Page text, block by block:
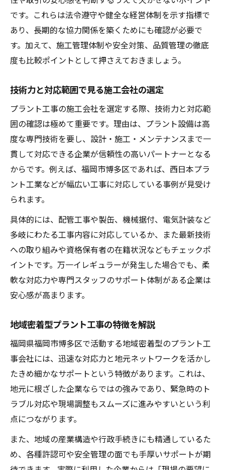
です。これらは法令遵守や健全な経営体制を示す指標で
あり、長期的な協力関係を築くためにも確認が必要で
す。加えて、施工管理体制や安全対策、品質管理の徹底
度も比較ポイントとして押さえておきましょう。
技術力と対応範囲で見る施工会社の選定
プラント工事の施工会社を選定する際、技術力と対応範
囲の確認は極めて重要です。理由は、プラント設備は高
度な専門技術を要し、設計・施工・メンテナンスまで一
貫して対応できる企業が信頼性の高いパートナーとなる
からです。例えば、福岡市博多区であれば、西日本プラ
ント工業などが幅広い工事に対応している事例が見受け
られます。
具体的には、配管工事や製缶、機械据付、電気計装など
多岐にわたる工事内容に対応しているか、また最新技術
への取り組みや資格保有者の在籍状況などもチェックポ
イントです。万一イレギュラーが発生した場合でも、柔
軟な対応力や専門スタッフのサポート体制がある企業は
安心感が高まります。
地域密着型プラント工事の特徴を解説
福岡県福岡市博多区で活動する地域密着型のプラント工
事会社には、迅速な対応力と地元ネットワークを活かし
たきめ細かなサポートという特徴があります。これは、
地元に根ざした企業ならではの強みであり、緊急時のト
ラブル対応や現場調整もスムーズに進みやすいという利
点につながります。
また、地域の産業構造や行政手続きにも精通しているた
め、各種許認可や安全管理の面でも手厚いサポートが期